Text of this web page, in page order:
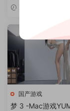
的精灵 v1.0.0.1 -
mac【休闲游戏画
态全回想存档声优
员定制站长推荐赠
和手绘手册】
国产游戏
梦 3 -Mac游戏